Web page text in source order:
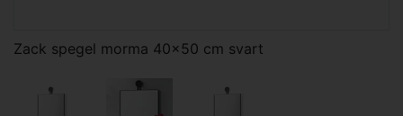
Zack spegel morma 40x50 cm svart